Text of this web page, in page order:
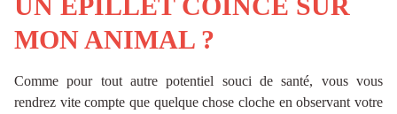
MON ANIMAL ?
Comme pour tout autre potentiel souci de santé, vous vous
rendrez vite compte que quelque chose cloche en observant votre